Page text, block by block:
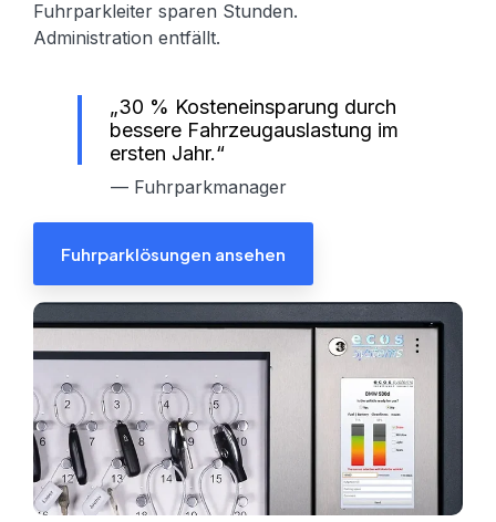
Fuhrparkleiter sparen Stunden.
Administration entfällt.
„30 % Kosteneinsparung durch
bessere Fahrzeugauslastung im
ersten Jahr.“
— Fuhrparkmanager
Fuhrparklösungen ansehen